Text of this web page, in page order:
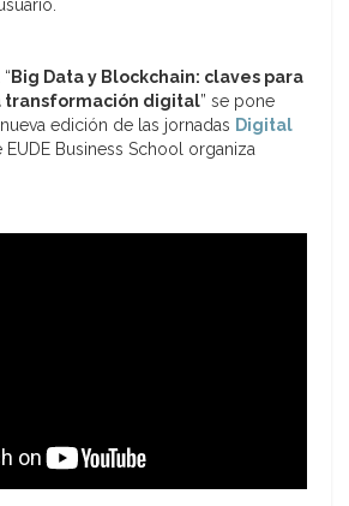
Big Data y Blockchain: claves para
transformación digital” se pone
edición de las jornadas Digital
EUDE Business School organiza